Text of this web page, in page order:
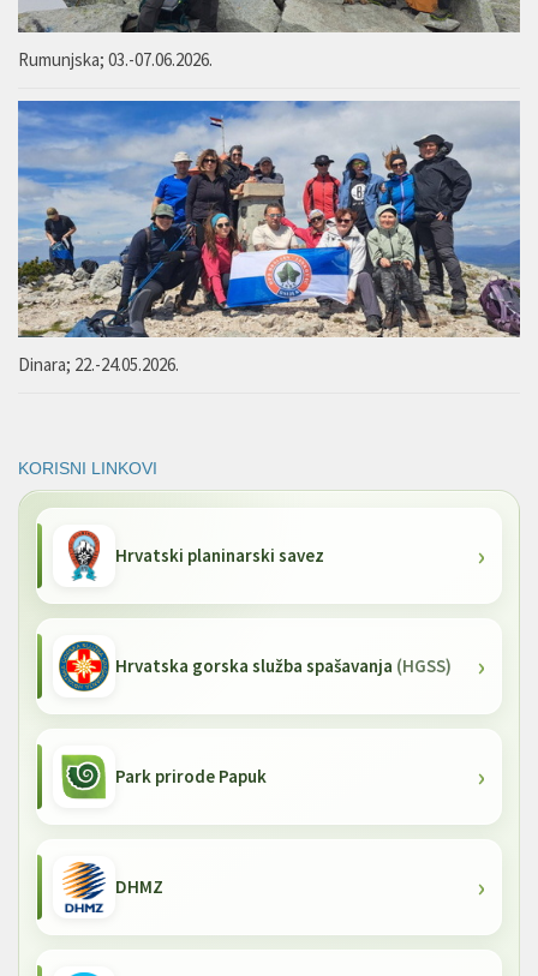
Rumunjska; 03.-07.06.2026.
Dinara; 22.-24.05.2026.
KORISNI LINKOVI
Hrvatski planinarski savez
Hrvatska gorska služba spašavanja (HGSS)
Park prirode Papuk
DHMZ